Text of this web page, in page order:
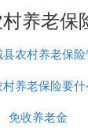
养老保
农村养老保险
理所
养老保险要什
免收养老金